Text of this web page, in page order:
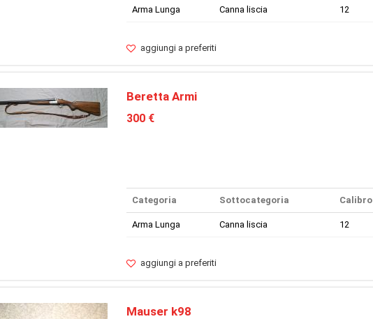
Arma Lunga Canna liscia 12
aggiungi a preferiti
Beretta Armi
300 €
Categoria Sottocategoria Calibro
Arma Lunga Canna liscia 12
aggiungi a preferiti
Mauser k98